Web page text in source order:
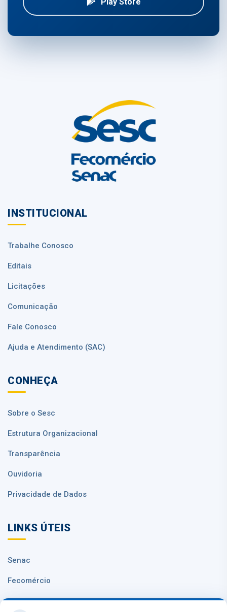
INSTITUCIONAL
Trabalhe Conosco
Editais
Licitações
Comunicação
Fale Conosco
Ajuda e Atendimento (SAC)
CONHEÇA
Sobre o Sesc
Estrutura Organizacional
Transparência
Ouvidoria
Privacidade de Dados
LINKS ÚTEIS
Senac
Fecomércio
Sesc Nacional